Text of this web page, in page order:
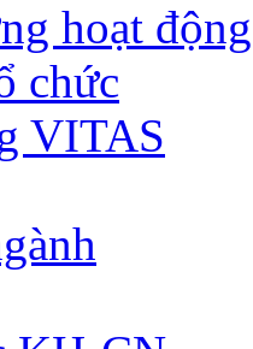
hoạt động
chức
VITAS